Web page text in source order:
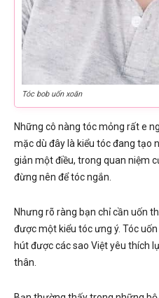
Tóc bob uốn xoăn
Những cô nàng tóc mỏng rất e
mặc dù đây là kiểu tóc đang tạo
giản một điều, trong quan niệm
đừng nên để tóc ngắn.
Nhưng rõ ràng bạn chỉ cần uốn
được một kiểu tóc ưng ý. Tóc
hút được các sao Việt yêu thích
thân.